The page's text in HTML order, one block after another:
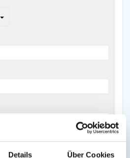
Details Über Cookies